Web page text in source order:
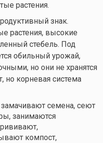
растения.
знак.
растения, высокие
стебель. Под
обильный урожай,
но они не хранятся
но корневая система
семена, сеют
занимаются
компост,